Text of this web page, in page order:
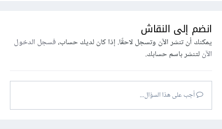
انضم إلى النقاش
يمكنك أن تنشر الآن وتسجل لاحقًا. إذا كان لديك حساب،فسجل الدخول
الآنلتنشر باسم حسابك.
أجب على هذا السؤال...